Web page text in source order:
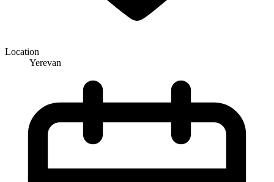
Location
Yerevan